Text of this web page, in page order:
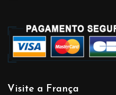
Visite a França